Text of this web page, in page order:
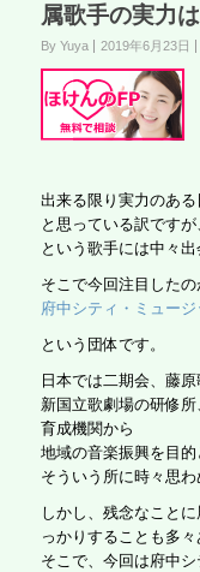
属歌手の実力
By Yuya 2019年6月23日
出来る限り実力のある
と思っている訳ですが
という歌手には中々出
そこで今回注目したの
府中シティ・ミュー
という団体です。
日本では二期会、藤
新国立歌劇場の研修
育成機関から
地域の音楽振興を目的
そういう所に時々思わ
しかし、残念なこと
っかりすることも多々
そこで、今回は府中